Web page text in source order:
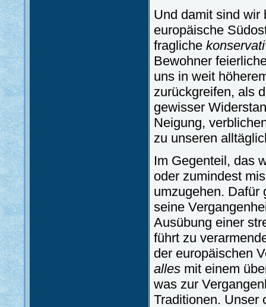
Und damit sind wir
europäische
fragliche
Bewohner
uns in weit
zurückgreifen, als
gewisser
Neigung,
zu unseren
Im Gegenteil, das
oder zumindest
umzugehen. Dafür
seine
Ausübung einer
führt zu
der europäischen
alles mit einem
was zur
Traditionen. Unser